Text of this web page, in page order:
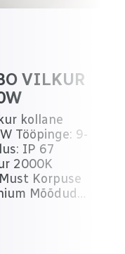
VILKUR
kollane